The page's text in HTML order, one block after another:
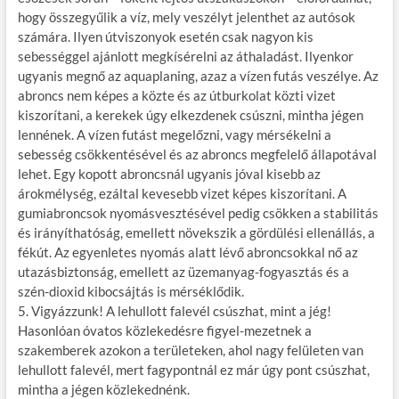
hogy összegyűlik a víz, mely veszélyt jelenthet az autósok
számára. Ilyen útviszonyok esetén csak nagyon kis
sebességgel ajánlott megkísérelni az áthaladást. Ilyenkor
ugyanis megnő az aquaplaning, azaz a vízen futás veszélye. Az
abroncs nem képes a közte és az útburkolat közti vizet
kiszorítani, a kerekek úgy elkezdenek csúszni, mintha jégen
lennének. A vízen futást megelőzni, vagy mérsékelni a
sebesség csökkentésével és az abroncs megfelelő állapotával
lehet. Egy kopott abroncsnál ugyanis jóval kisebb az
árokmélység, ezáltal kevesebb vizet képes kiszorítani. A
gumiabroncsok nyomásvesztésével pedig csökken a stabilitás
és irányíthatóság, emellett növekszik a gördülési ellenállás, a
fékút. Az egyenletes nyomás alatt lévő abroncsokkal nő az
utazásbiztonság, emellett az üzemanyag-fogyasztás és a
szén-dioxid kibocsájtás is mérséklődik.
5. Vigyázzunk! A lehullott falevél csúszhat, mint a jég!
Hasonlóan óvatos közlekedésre figyel-mezetnek a
szakemberek azokon a területeken, ahol nagy felületen van
lehullott falevél, mert fagypontnál ez már úgy pont csúszhat,
mintha a jégen közlekednénk.